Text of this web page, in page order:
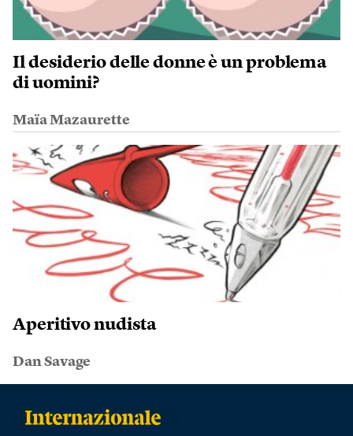
Il desiderio delle donne è un problema
di uomini?
Maïa Mazaurette
Aperitivo nudista
Dan Savage